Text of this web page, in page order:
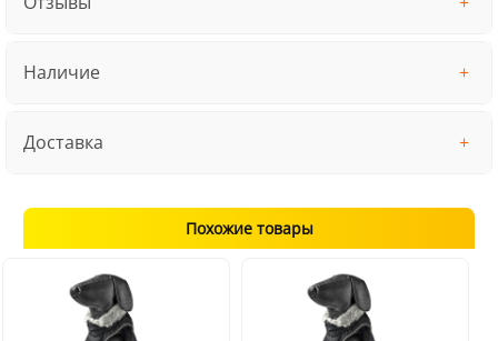
Наличие
Доставка
Похожие товары